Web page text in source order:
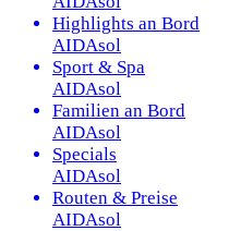
Highlights an Bord
AIDAsol
Sport & Spa
AIDAsol
Familien an Bord
AIDAsol
Specials
AIDAsol
Routen & Preise
AIDAsol